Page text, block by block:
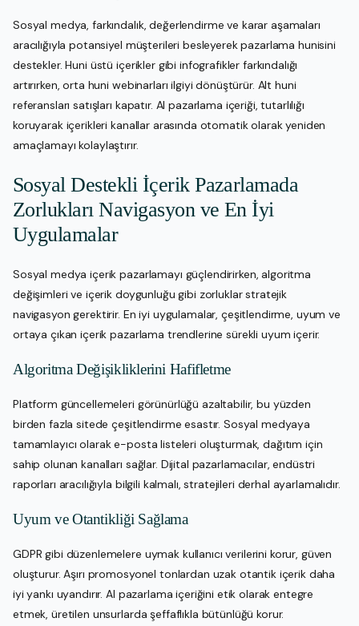
Sosyal medya, farkındalık, değerlendirme ve karar aşamaları
aracılığıyla potansiyel müşterileri besleyerek pazarlama hunisini
destekler. Huni üstü içerikler gibi infografikler farkındalığı
artırırken, orta huni webinarları ilgiyi dönüştürür. Alt huni
referansları satışları kapatır. AI pazarlama içeriği, tutarlılığı
koruyarak içerikleri kanallar arasında otomatik olarak yeniden
amaçlamayı kolaylaştırır.
Sosyal Destekli İçerik Pazarlamada
Zorlukları Navigasyon ve En İyi
Uygulamalar
Sosyal medya içerik pazarlamayı güçlendirirken, algoritma
değişimleri ve içerik doygunluğu gibi zorluklar stratejik
navigasyon gerektirir. En iyi uygulamalar, çeşitlendirme, uyum ve
ortaya çıkan içerik pazarlama trendlerine sürekli uyum içerir.
Algoritma Değişikliklerini Hafifletme
Platform güncellemeleri görünürlüğü azaltabilir, bu yüzden
birden fazla sitede çeşitlendirme esastır. Sosyal medyaya
tamamlayıcı olarak e-posta listeleri oluşturmak, dağıtım için
sahip olunan kanalları sağlar. Dijital pazarlamacılar, endüstri
raporları aracılığıyla bilgili kalmalı, stratejileri derhal ayarlamalıdır.
Uyum ve Otantikliği Sağlama
GDPR gibi düzenlemelere uymak kullanıcı verilerini korur, güven
oluşturur. Aşırı promosyonel tonlardan uzak otantik içerik daha
iyi yankı uyandırır. AI pazarlama içeriğini etik olarak entegre
etmek, üretilen unsurlarda şeffaflıkla bütünlüğü korur.